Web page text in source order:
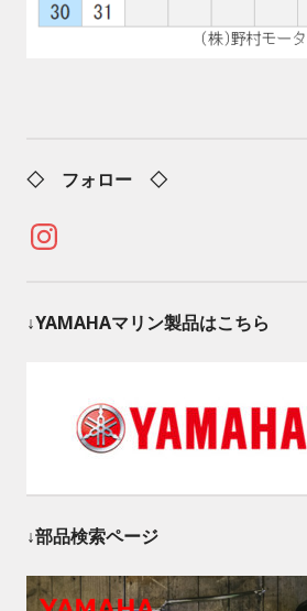
◇ フォロー ◇
Instagram
↓YAMAHAマリン製品はこちら
↓部品検索ページ